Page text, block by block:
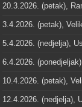
20.3.2026. (petak),
3.4.2026. (petak),
5.4.2026. (nedjelja),
6.4.2026.
10.4.2026. (petak),
12.4.2026. (nedjelja),